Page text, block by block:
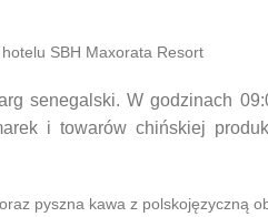
SBH Maxorata Resort
senegalski. W godzinach
i towarów chińskiej
pyszna kawa z polskojęzyczną